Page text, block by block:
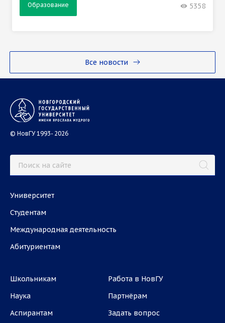
Все новости
Образование 5358
© НовГУ 1993- 2026
Университет
Студентам
Международная деятельность
Абитуриентам
Школьникам
Наука
Аспирантам
Работа в НовГУ
Партнёрам
Задать вопрос